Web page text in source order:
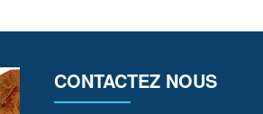
CONTACTEZ NOUS